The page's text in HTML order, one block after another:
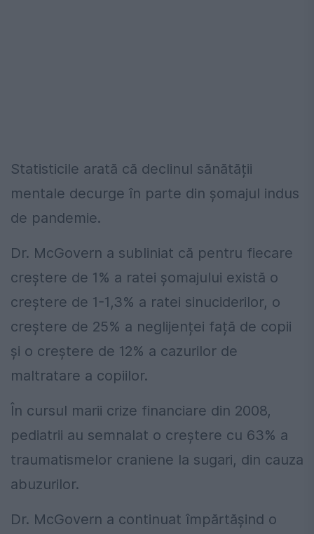
Statisticile arată că declinul sănătății
mentale decurge în parte din șomajul indus
de pandemie.
Dr. McGovern a subliniat că pentru fiecare
creștere de 1% a ratei șomajului există o
creștere de 1-1,3% a ratei sinuciderilor, o
creștere de 25% a neglijenței față de copii
și o creștere de 12% a cazurilor de
maltratare a copiilor.
În cursul marii crize financiare din 2008,
pediatrii au semnalat o creștere cu 63% a
traumatismelor craniene la sugari, din cauza
abuzurilor.
Dr. McGovern a continuat împărtășind o